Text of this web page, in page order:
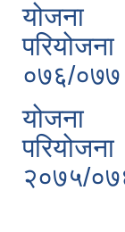
परियोजना
०७६/०७७
परियोजना
२०७५/